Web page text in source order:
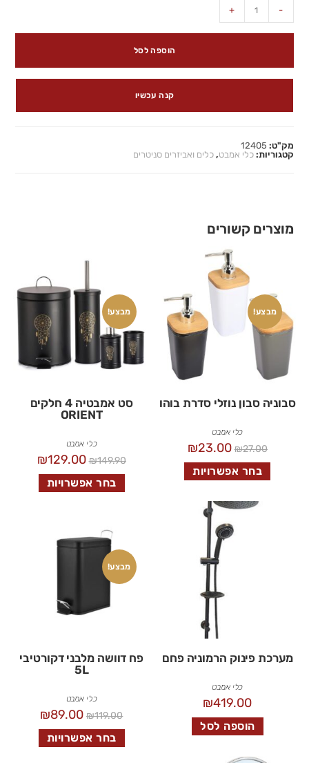
-
+
הוספה לסל
קנה עכשיו
מק"ט: 12405
קטגוריות:כלי אמבט,כלים ואביזרים סניטרים
מוצרים קשורים
מבצע!
סבוניה סבון נוזלי סדרת בוהו
כלי אמבט
₪27.00
₪23.00
בחר אפשרויות
מבצע!
סט אמבטיה 4 חלקים
ORIENT
כלי אמבט
₪149.90
₪129.00
בחר אפשרויות
מערכת פינוק הרמוניה פחם
כלי אמבט
₪419.00
הוספה לסל
מבצע!
פח דוושה מלבני דקורטיבי
5L
כלי אמבט
₪119.00
₪89.00
בחר אפשרויות